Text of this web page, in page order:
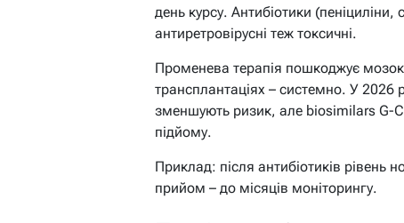
день курсу. Антибіотики
антиретровірусні теж токсичні.
Променева терапія пошкоджує
трансплантаціях – системно. У 2026
зменшують ризик, але biosimilars G-
підйому.
Приклад: після антибіотиків рівень
прийом – до місяців моніторингу.